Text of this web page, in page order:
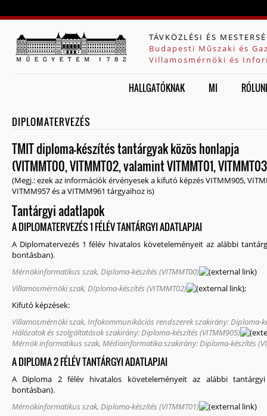
TÁVKÖZLÉSI ÉS
Budapesti Műszaki és
Villamosmérnöki és
HALLGATÓKNAK MI
DIPLOMATERVEZÉS
TMIT diploma-készítés tantárgyak közös honlapja
(VITMMT00, VITMMT02, valamint VITMMT01,
(Megj.: ezek az információk érvényesek a kifutó képzés VITMM905,
VITMM957 és a VITMM961 tárgyaihoz is)
Tantárgyi adatlapok
A DIPLOMATERVEZÉS 1 FÉLÉV TANTÁRGYI ADATLAPJAI
A Diplomatervezés 1 félév hivatalos követeleményeit az alábbi
bontásban).
Mérnökinformatikus szak, Diploma-készítés (VITMMT00)
Villamosmérnöki szak, DIploma-készítés (VITMMT02)
;
Kifutó képzések:
Villamosmérnöki szak, Infokommunikációs rendszerek szakirány: Diploma-
Hálózatok és szolgáltatások szakirány: Diploma-készítés (VITMM905)
Mérnök informatikus szak, Médiainformatika szakirány: Diploma-készítés
A DIPLOMA 2 FÉLÉV TANTÁRGYI ADATLAPJAI
A Diploma 2 félév hivatalos követeleményeit az alábbi
bontásban).
Mérnökinformatikus szak, Diploma-készítés (VITMMT01)